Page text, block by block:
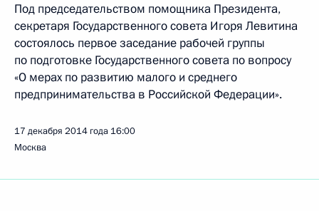
Под председательством помощника Президента,
секретаря Государственного совета Игоря Левитина
состоялось первое заседание рабочей группы
по подготовке Государственного совета по вопросу
«О мерах по развитию малого и среднего
предпринимательства в Российской Федерации».
17 декабря 2014 года 16:00
Москва